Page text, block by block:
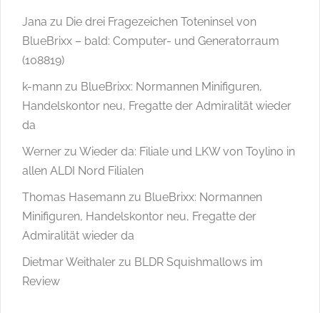
Jana zu Die drei Fragezeichen Toteninsel von
BlueBrixx – bald: Computer- und Generatorraum
(108819)
k-mann zu BlueBrixx: Normannen Minifiguren,
Handelskontor neu, Fregatte der Admiralität wieder
da
Werner zu Wieder da: Filiale und LKW von Toylino in
allen ALDI Nord Filialen
Thomas Hasemann zu BlueBrixx: Normannen
Minifiguren, Handelskontor neu, Fregatte der
Admiralität wieder da
Dietmar Weithaler zu BLDR Squishmallows im
Review